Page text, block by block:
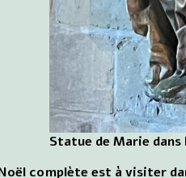
Statue de Marie
complète est à visiter